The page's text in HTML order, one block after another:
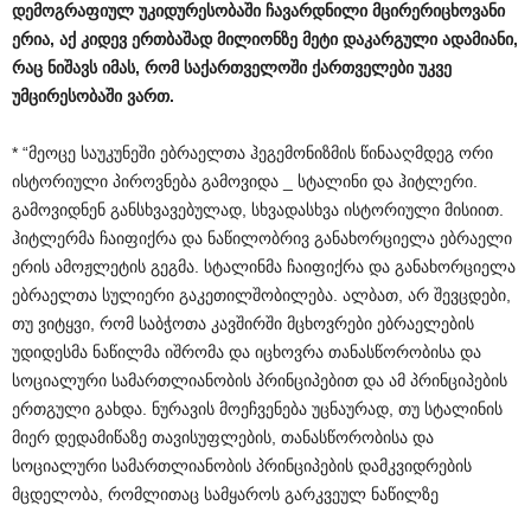
დემოგრაფიულ უკიდურესობაში ჩავარდნილი მცირერიცხოვანი
ერია, აქ კიდევ ერთბაშად მილიონზე მეტი დაკარგული ადამიანი,
რაც ნიშავს იმას, რომ საქართველოში ქართველები უკვე
უმცირესობაში ვართ.
* “მეოცე საუკუნეში ებრაელთა ჰეგემონიზმის წინააღმდეგ ორი
ისტორიული პიროვნება გამოვიდა _ სტალინი და ჰიტლერი.
გამოვიდნენ განსხვავებულად, სხვადასხვა ისტორიული მისიით.
ჰიტლერმა ჩაიფიქრა და ნაწილობრივ განახორციელა ებრაელი
ერის ამოჟლეტის გეგმა. სტალინმა ჩაიფიქრა და განახორციელა
ებრაელთა სულიერი გაკეთილშობილება. ალბათ, არ შევცდები,
თუ ვიტყვი, რომ საბჭოთა კავშირში მცხოვრები ებრაელების
უდიდესმა ნაწილმა იშრომა და იცხოვრა თანასწორობისა და
სოციალური სამართლიანობის პრინციპებით და ამ პრინციპების
ერთგული გახდა. ნურავის მოეჩვენება უცნაურად, თუ სტალინის
მიერ დედამიწაზე თავისუფლების, თანასწორობისა და
სოციალური სამართლიანობის პრინციპების დამკვიდრების
მცდელობა, რომლითაც სამყაროს გარკვეულ ნაწილზე